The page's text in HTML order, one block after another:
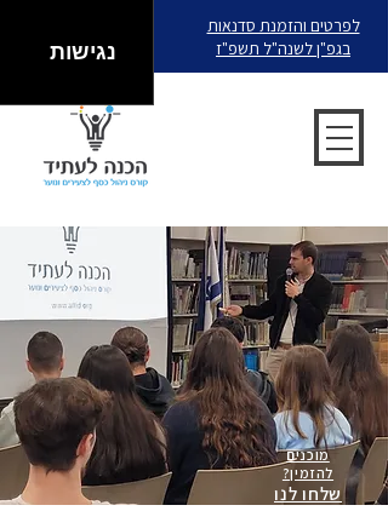
לפרטים והזמנת סדנאות
בגפ"ן לשנה"ל תשפ"ז
מוכנים
להזמין?
שלחו לנו
נגישות